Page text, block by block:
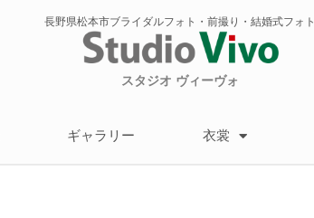
長野県松本市ブライダルフォト・前撮り・結婚式フォト
スタジオ ヴィーヴォ
ギャラリー 衣裳